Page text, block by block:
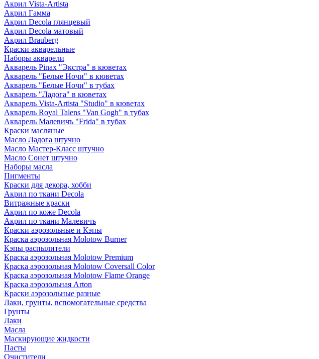
Акрил Vista-Artista
Акрил Гамма
Акрил Decola глянцевый
Акрил Decola матовый
Акрил Brauberg
Краски акварельные
Наборы акварели
Акварель Pinax "Экстра" в кюветах
Акварель "Белые Ночи" в кюветах
Акварель "Белые Ночи" в тубах
Акварель "Ладога" в кюветах
Акварель Vista-Artista "Studio" в кюветах
Акварель Royal Talens "Van Gogh" в тубах
Акварель Малевичъ "Frida" в тубах
Краски масляные
Масло Ладога штучно
Масло Мастер-Класс штучно
Масло Сонет штучно
Наборы масла
Пигменты
Краски для декора, хобби
Акрил по ткани Decola
Витражные краски
Акрил по коже Decola
Акрил по ткани Малевичъ
Краски аэрозольные и Кэпы
Краска аэрозольная Molotow Burner
Кэпы распылители
Краска аэрозольная Molotow Premium
Краска аэрозольная Molotow Coversall Color
Краска аэрозольная Molotow Flame Orange
Краска аэрозольная Arton
Краски аэрозольные разные
Лаки, грунты, вспомогательные средства
Грунты
Лаки
Масла
Маскирующие жидкости
Пасты
Очистители